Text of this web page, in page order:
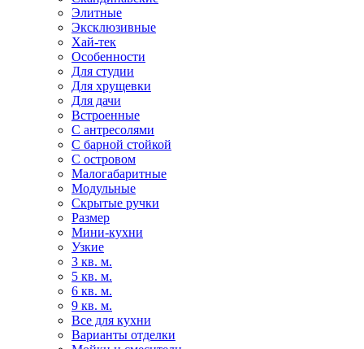
Элитные
Эксклюзивные
Хай-тек
Особенности
Для студии
Для хрущевки
Для дачи
Встроенные
С антресолями
С барной стойкой
С островом
Малогабаритные
Модульные
Скрытые ручки
Размер
Мини-кухни
Узкие
3 кв. м.
5 кв. м.
6 кв. м.
9 кв. м.
Все для кухни
Варианты отделки